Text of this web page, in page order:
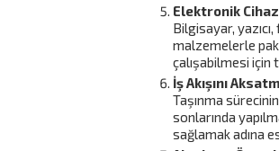
Elektronik
Bilgisayar,
malzemelerle
çalışabilmesi için
İş Akışını
Taşınma
sonlarında
sağlamak adına